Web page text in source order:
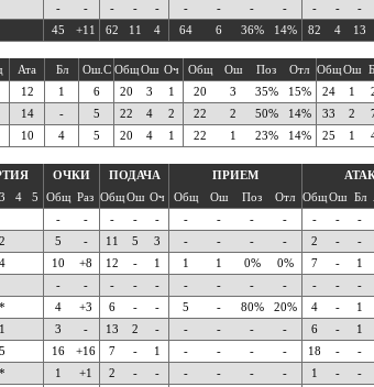
- - - - - - - - - - - -
45 +11 62 11 4 64 6 36% 14% 82 4 13
Ата Бл Ош.С ОбщОш Оч Общ Ош Поз Отл ОбщОш
12 1 6 20 3 1 20 3 35% 15% 24 1
14 - 5 22 4 2 22 2 50% 14% 33 2
10 4 5 20 4 1 22 1 23% 14% 25 1
ОЧКИ ПОДАЧА ПРИЕМ
3 4 5 Общ Раз ОбщОш Оч Общ Ош Поз Отл ОбщОш Бл
- - - - - - - - - - - -
2 5 - 11 5 3 - - - - 2 - -
4 10 +8 12 - 1 1 1 0% 0% 7 - 1
- - - - - - - - - - - -
* 4 +3 6 - - 5 - 80% 20% 4 - 1
1 3 - 13 2 - - - - - 6 - 1
5 16 +16 7 - 1 - - - - 18 - -
* 1 +1 2 - - - - - - 1 - -